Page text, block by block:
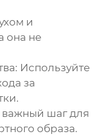
и
она не
Используйте
за
важный шаг для
образа.